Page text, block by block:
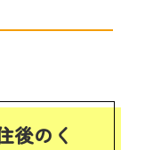
後のく